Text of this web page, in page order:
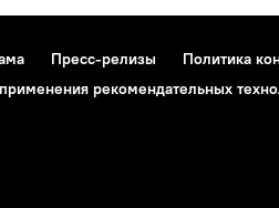
Пресс-релизы
Политика
рекомендательных